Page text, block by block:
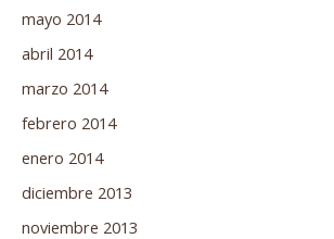
mayo 2014
abril 2014
marzo 2014
febrero 2014
enero 2014
diciembre 2013
noviembre 2013